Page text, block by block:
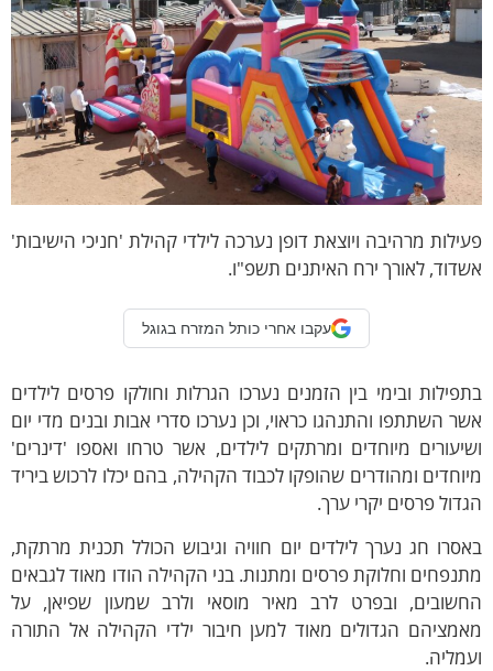
מרהיבה ויוצאת דופן נערכה לילדי קהילת 'חניכי הישיבות'
לאורך ירח האיתנים תשפ"ו.
עקבו אחרי כותל המזרח בגוגל
ובימי בין הזמנים נערכו הגרלות וחולקו פרסים לילדים
השתתפו והתנהגו כראוי, וכן נערכו סדרי אבות ובנים מדי יום
מיוחדים ומרתקים לילדים, אשר טרחו ואספו 'דינרים'
ומהודרים שהופקו לכבוד הקהילה, בהם יכלו לרכוש ביריד
פרסים יקרי ערך.
חג נערך לילדים יום חוויה וגיבוש הכולל תכנית מרתקת,
וחלוקת פרסים ומתנות. בני הקהילה הודו מאוד לגבאים
ובפרט לרב מאיר מוסאי ולרב שמעון שפיאן, על
הגדולים מאוד למען חיבור ילדי הקהילה אל התורה